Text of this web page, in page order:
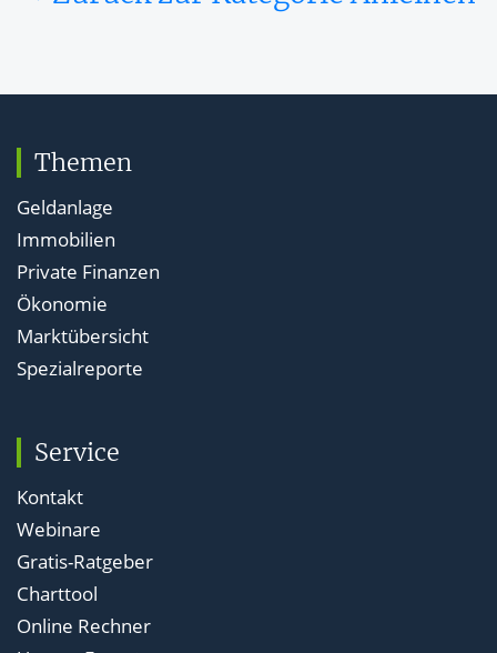
Themen
Geldanlage
Immobilien
Private Finanzen
Ökonomie
Marktübersicht
Spezialreporte
Service
Kontakt
Webinare
Gratis-Ratgeber
Charttool
Online Rechner